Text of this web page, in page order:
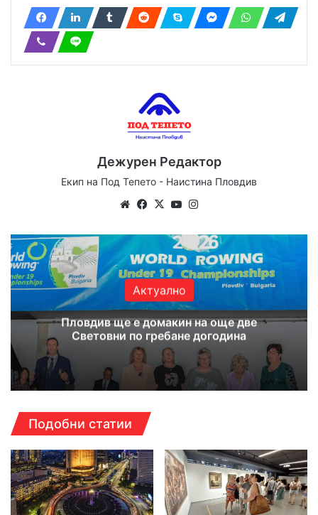
Дежурен Редактор
Екип на Под Тепето - Наистина Пловдив
WebsiteFacebook
X YouTube
Актуално
Пловдив ще е домакин на още две
Световни по гребане догодина
Подобни статии